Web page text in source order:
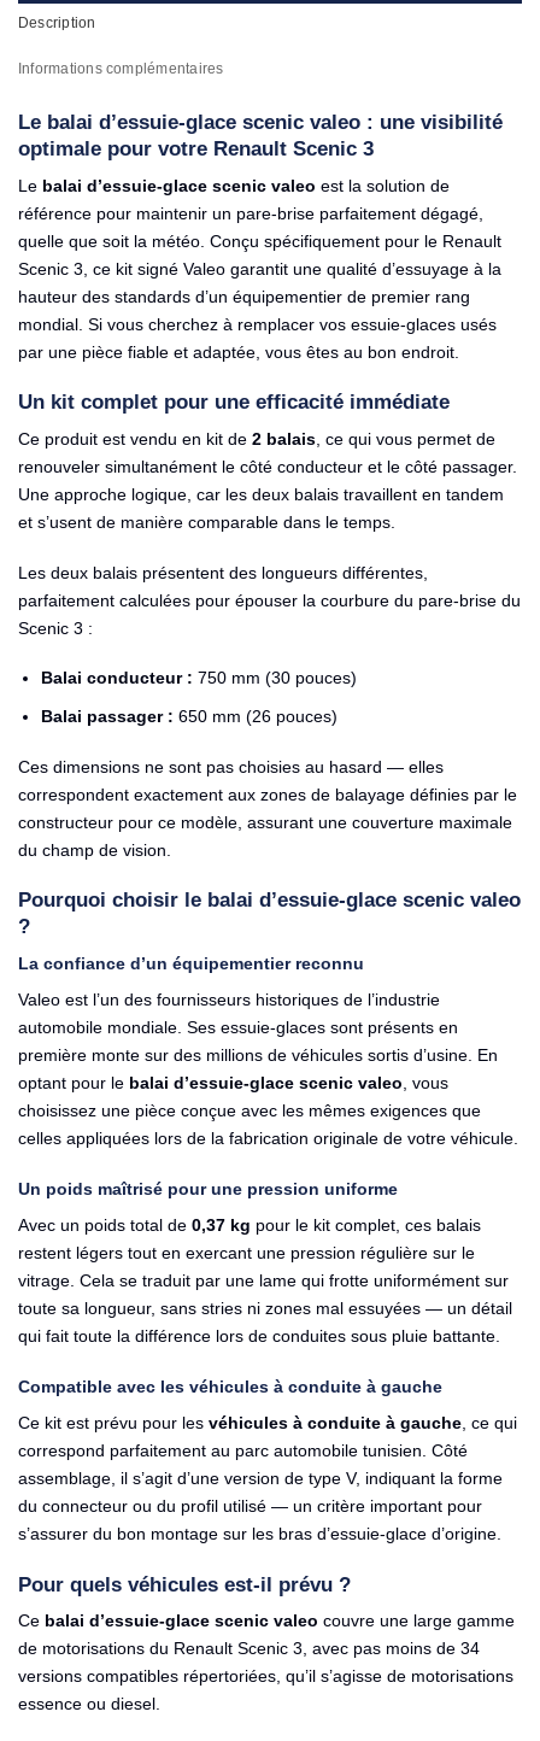
Description
Informations complémentaires
Le balai d’essuie-glace scenic valeo : une visibilité
optimale pour votre Renault Scenic 3
Le balai d’essuie-glace scenic valeo est la solution de
référence pour maintenir un pare-brise parfaitement dégagé,
quelle que soit la météo. Conçu spécifiquement pour le Renault
Scenic 3, ce kit signé Valeo garantit une qualité d’essuyage à la
hauteur des standards d’un équipementier de premier rang
mondial. Si vous cherchez à remplacer vos essuie-glaces usés
par une pièce fiable et adaptée, vous êtes au bon endroit.
Un kit complet pour une efficacité immédiate
Ce produit est vendu en kit de 2 balais , ce qui vous permet de
renouveler simultanément le côté conducteur et le côté passager.
Une approche logique, car les deux balais travaillent en tandem
et s’usent de manière comparable dans le temps.
Les deux balais présentent des longueurs différentes,
parfaitement calculées pour épouser la courbure du pare-brise du
Scenic 3 :
Balai conducteur : 750 mm (30 pouces)
Balai passager : 650 mm (26 pouces)
Ces dimensions ne sont pas choisies au hasard — elles
correspondent exactement aux zones de balayage définies par le
constructeur pour ce modèle, assurant une couverture maximale
du champ de vision.
Pourquoi choisir le balai d’essuie-glace scenic valeo
?
La confiance d’un équipementier reconnu
Valeo est l’un des fournisseurs historiques de l’industrie
automobile mondiale. Ses essuie-glaces sont présents en
première monte sur des millions de véhicules sortis d’usine. En
optant pour le balai d’essuie-glace scenic valeo, vous
choisissez une pièce conçue avec les mêmes exigences que
celles appliquées lors de la fabrication originale de votre véhicule.
Un poids maîtrisé pour une pression uniforme
Avec un poids total de 0,37 kg pour le kit complet, ces balais
restent légers tout en exercant une pression régulière sur le
vitrage. Cela se traduit par une lame qui frotte uniformément sur
toute sa longueur, sans stries ni zones mal essuyées — un détail
qui fait toute la différence lors de conduites sous pluie battante.
Compatible avec les véhicules à conduite à gauche
Ce kit est prévu pour les véhicules à conduite à gauche , ce qui
correspond parfaitement au parc automobile tunisien. Côté
assemblage, il s’agit d’une version de type V, indiquant la forme
du connecteur ou du profil utilisé — un critère important pour
s’assurer du bon montage sur les bras d’essuie-glace d’origine.
Pour quels véhicules est-il prévu ?
Ce balai d’essuie-glace scenic valeo couvre une large gamme
de motorisations du Renault Scenic 3, avec pas moins de 34
versions compatibles répertoriées, qu’il s’agisse de motorisations
essence ou diesel.